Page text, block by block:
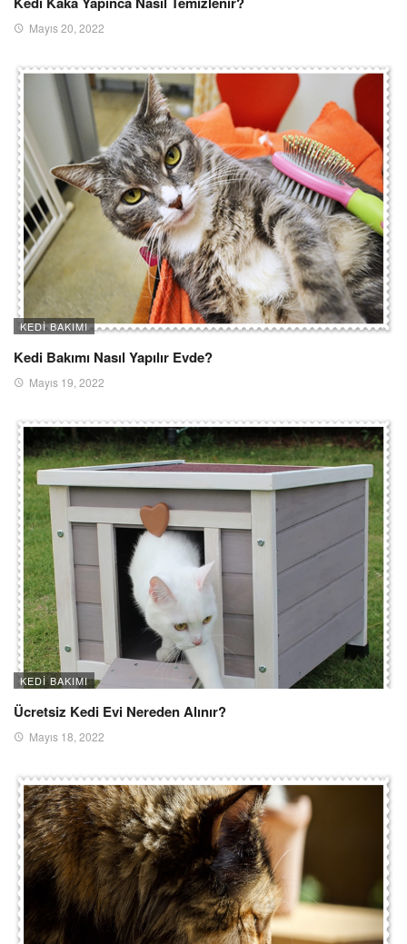
Mayıs 20, 2022
KEDI BAKIMI
Kedi Bakımı Nasıl Yapılır Evde?
Mayıs 19, 2022
KEDI BAKIMI
Ücretsiz Kedi Evi Nereden Alınır?
Mayıs 18, 2022